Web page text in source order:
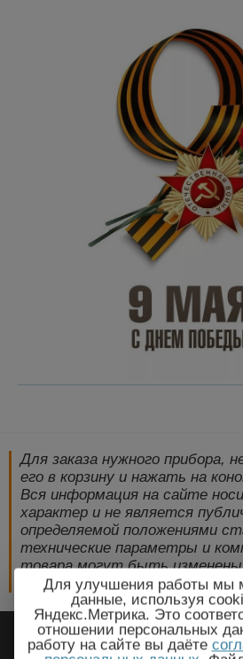
Для заказа нужного прибора,
его в корзину и нажать на
Вся информация на сайте
характер и не является
определяемой положениями
технические параметры и
товара могут быть изменены
без предварительного
2009-2026 ©
Электротехническое
Для улучшения работы мы
данные, используя
Яндекс.Метрика. Это
отношении персональных
работу на сайте вы даёте